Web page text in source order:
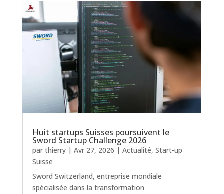
Huit startups Suisses poursuivent le
Sword Startup Challenge 2026
par thierry| Avr 27, 2026 | Actualité, Start-up
Suisse
Sword Switzerland, entreprise mondiale
spécialisée dans la transformation